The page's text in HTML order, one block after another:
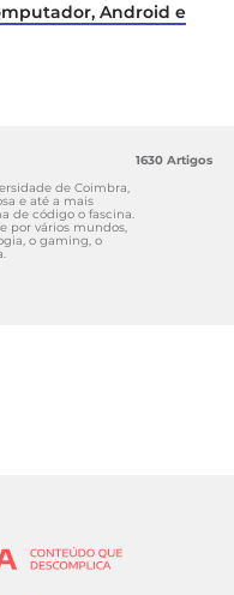
Android e
de Coimbra,
e até a mais
de código o fascina.
por vários mundos,
o gaming, o
1630 Artigos